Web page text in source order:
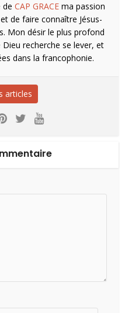
de CAP GRACE ma passion
de faire connaître Jésus-
Mon désir le plus profond
recherche se lever, et
dans la francophonie.
articles